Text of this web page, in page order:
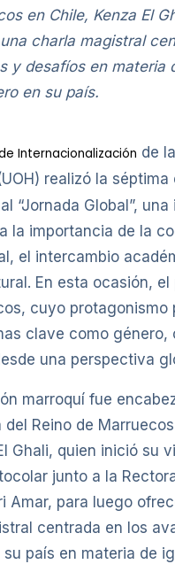
en Chile, Kenza El
charla magistral
y desafíos en materia
en su país.
Internacionalización de la
realizó la séptima
“Jornada Global”,
la importancia de la
el intercambio
En esta ocasión,
cuyo protagonismo
clave como género,
una perspectiva
marroquí fue
del Reino de
Ghali, quien inició su
junto a la
Amar, para luego
centrada en los
país en materia de